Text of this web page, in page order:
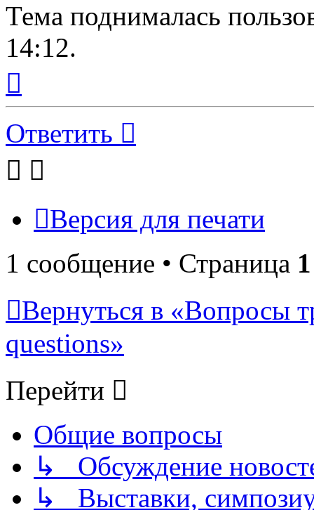
Тема поднималась
14:12.
началу
Ответить
Версия для печати
1 сообщение • Страница 1
Вернуться в «Вопросы
questions»
Перейти
Общие вопросы
↳ Обсуждение
↳ Выставки,